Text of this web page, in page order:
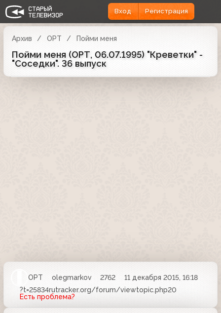
Вход Регистрация
Архив ОРТ Пойми меня
Пойми меня (ОРТ, 06.07.1995) "Креветки" -
"Соседки". 36 выпуск
ОРТ olegmarkov 2762
11 декабря 2015, 16:18
?t=25834rutracker.org/forum/viewtopic.php20
Есть проблема?